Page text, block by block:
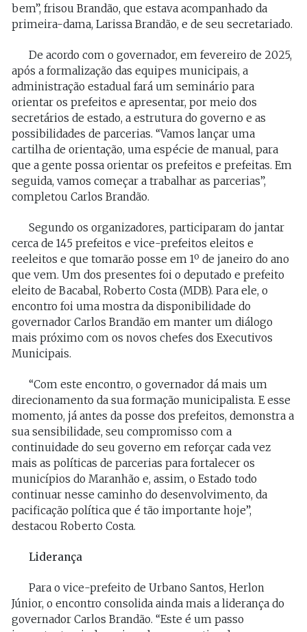
bem”, frisou Brandão, que estava acompanhado da
primeira-dama, Larissa Brandão, e de seu secretariado.
De acordo com o governador, em fevereiro de 2025,
após a formalização das equipes municipais, a
administração estadual fará um seminário para
orientar os prefeitos e apresentar, por meio dos
secretários de estado, a estrutura do governo e as
possibilidades de parcerias. “Vamos lançar uma
cartilha de orientação, uma espécie de manual, para
que a gente possa orientar os prefeitos e prefeitas. Em
seguida, vamos começar a trabalhar as parcerias”,
completou Carlos Brandão.
Segundo os organizadores, participaram do jantar
cerca de 145 prefeitos e vice-prefeitos eleitos e
reeleitos e que tomarão posse em 1º de janeiro do ano
que vem. Um dos presentes foi o deputado e prefeito
eleito de Bacabal, Roberto Costa (MDB). Para ele, o
encontro foi uma mostra da disponibilidade do
governador Carlos Brandão em manter um diálogo
mais próximo com os novos chefes dos Executivos
Municipais.
“Com este encontro, o governador dá mais um
direcionamento da sua formação municipalista. E esse
momento, já antes da posse dos prefeitos, demonstra a
sua sensibilidade, seu compromisso com a
continuidade do seu governo em reforçar cada vez
mais as políticas de parcerias para fortalecer os
municípios do Maranhão e, assim, o Estado todo
continuar nesse caminho do desenvolvimento, da
pacificação política que é tão importante hoje”,
destacou Roberto Costa.
Liderança
Para o vice-prefeito de Urbano Santos, Herlon
Júnior, o encontro consolida ainda mais a liderança do
governador Carlos Brandão. “Este é um passo